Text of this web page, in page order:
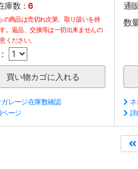
庫数：6
の商品は売切れ次第、取り扱いを終
。返品、交換等は一切出来ませんの
ください。
ガレージ在庫数確認
ージ
通
数
詳